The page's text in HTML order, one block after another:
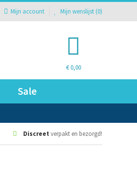
Mijn account Mijn wenslijst (0)
€ 0,00
Sale
Discreet verpakt en bezorgd!